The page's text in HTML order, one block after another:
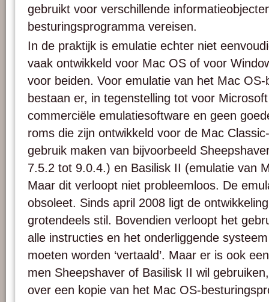
gebruikt voor verschillende
besturingsprogramma vereisen.
In de praktijk is emulatie echter niet
vaak ontwikkeld voor Mac OS of voor
voor beiden. Voor emulatie van het Mac
bestaan er, in tegenstelling tot voor
commerciële emulatiesoftware en geen
roms die zijn ontwikkeld voor de Mac
gebruik maken van bijvoorbeeld
7.5.2 tot 9.0.4.) en Basilisk II (emulatie van
Maar dit verloopt niet probleemloos. De
obsoleet. Sinds april 2008 ligt de
grotendeels stil. Bovendien verloopt het
alle instructies en het onderliggende
moeten worden ‘vertaald’. Maar er is ook
men Sheepshaver of Basilisk II wil
over een kopie van het Mac OS-